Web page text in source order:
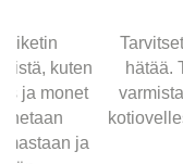
kuten
ja monet
ja
hätää.